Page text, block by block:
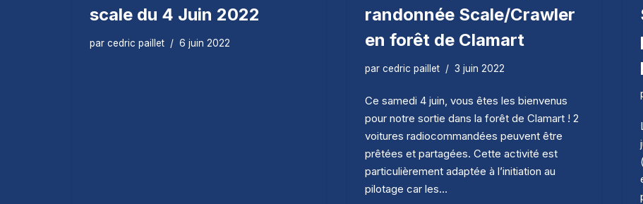
scale du 4 Juin 2022
par cedric paillet 6 juin 2022
randonnée Scale/Crawler
en forêt de Clamart
par cedric paillet 3 juin 2022
Ce samedi 4 juin, vous êtes les bienvenus
pour notre sortie dans la forêt de Clamart ! 2
voitures radiocommandées peuvent être
prêtées et partagées. Cette activité est
particulièrement adaptée à l’initiation au
pilotage car les…